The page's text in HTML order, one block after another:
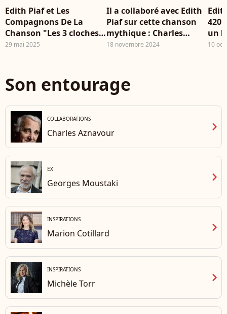
Edith Piaf et Les
Compagnons De La
Chanson "Les 3 cloches"
(live officiel) - Archive
29 mai 2025
Il a collaboré avec Edith
Piaf sur cette chanson
mythique : Charles
Dumont nous a
18 novembre 2024
420
un
10
Son entourage
COLLABORATIONS
Charles Aznavour chevron_right
EX
Georges Moustaki chevron_right
INSPIRATIONS
Marion Cotillard chevron_right
INSPIRATIONS
Michèle Torr chevron_right